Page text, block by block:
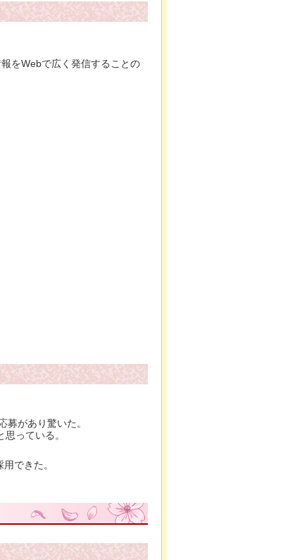
をWebで広く発信することの
があり驚いた。
っている。
できた。